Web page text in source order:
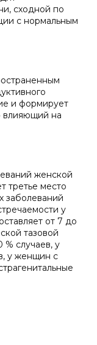
сходной по
с нормальным
и формирует
влияющий на
женской
третье место
заболеваний
у
от 7 до
тазовой
случаев, у
у женщин с